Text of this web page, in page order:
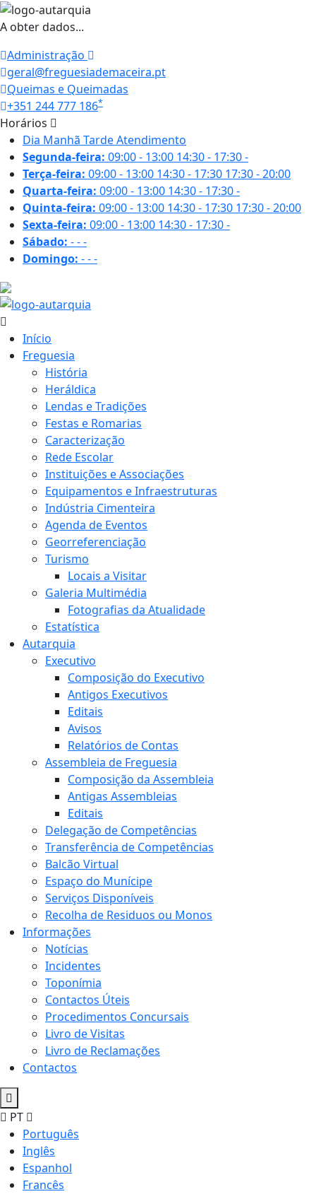
A obter dados...
Administração
geral@freguesiademaceira.pt
Queimas e Queimadas
+351 244 777 186*
Horários
Dia Manhã TardeAtendimento
Segunda-feira: 09:00 - 13:00 14:30 - 17:30-
Terça-feira: 09:00 - 13:00 14:30 - 17:30 17:30 - 20:00
Quarta-feira: 09:00 - 13:00 14:30 - 17:30-
Quinta-feira: 09:00 - 13:00 14:30 - 17:30 17:30 - 20:00
Sexta-feira: 09:00 - 13:00 14:30 - 17:30-
Sábado: ---
Domingo: ---
Início
Freguesia
História
Heráldica
Lendas e Tradições
Festas e Romarias
Caracterização
Rede Escolar
Instituições e Associações
Equipamentos e Infraestruturas
Indústria Cimenteira
Agenda de Eventos
Georreferenciação
Turismo
Locais a Visitar
Galeria Multimédia
Fotografias da Atualidade
Estatística
Autarquia
Executivo
Composição do Executivo
Antigos Executivos
Editais
Avisos
Relatórios de Contas
Assembleia de Freguesia
Composição da Assembleia
Antigas Assembleias
Editais
Delegação de Competências
Transferência de Competências
Balcão Virtual
Espaço do Munícipe
Serviços Disponíveis
Recolha de Residuos ou Monos
Informações
Notícias
Incidentes
Toponímia
Contactos Úteis
Procedimentos Concursais
Livro de Visitas
Livro de Reclamações
Contactos
PT
Português
Inglês
Espanhol
Francês